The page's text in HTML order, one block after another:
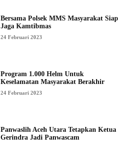
Bersama Polsek MMS Masyarakat Siap
Jaga Kamtibmas
24 Februari 2023
Program 1.000 Helm Untuk
Keselamatan Masyarakat Berakhir
24 Februari 2023
Panwaslih Aceh Utara Tetapkan Ketua
Gerindra Jadi Panwascam